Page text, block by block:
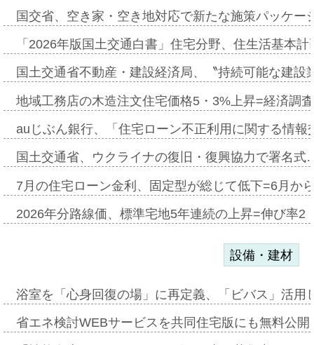
国交省、空き家・空き地対応で新たな施策パッケ
「2026年版国土交通白書」住宅分野、住生活基本
国土交通省不動産・建設経済局、〝持続可能な建
地域工務店の木造注文住宅価格5・3%上昇=経済調
auじぶん銀行、「住宅ローン不正利用に関する情
国土交通省、ウクライナの復旧・復興協力で署名
7月の住宅ローン金利、固定型が総じて低下=6月か
2026年分路線価、標準宅地5年連続の上昇=伸び率
設備・建材
浴室を「心身回復の場」に再定義、「ビバス」活
省エネ検討WEBサービスを共同住宅版にも無料公